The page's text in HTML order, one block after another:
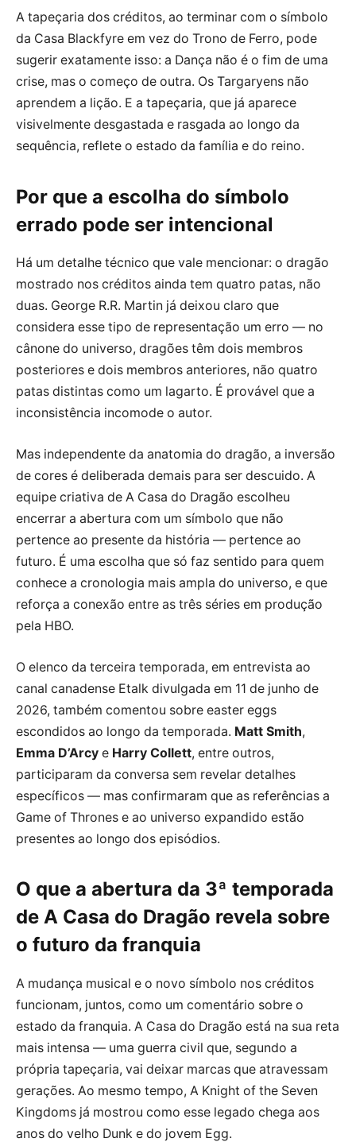
A tapeçaria dos créditos, ao terminar com o símbolo
da Casa Blackfyre em vez do Trono de Ferro, pode
sugerir exatamente isso: a Dança não é o fim de uma
crise, mas o começo de outra. Os Targaryens não
aprendem a lição. E a tapeçaria, que já aparece
visivelmente desgastada e rasgada ao longo da
sequência, reflete o estado da família e do reino.
Por que a escolha do símbolo
errado pode ser intencional
Há um detalhe técnico que vale mencionar: o dragão
mostrado nos créditos ainda tem quatro patas, não
duas. George R.R. Martin já deixou claro que
considera esse tipo de representação um erro — no
cânone do universo, dragões têm dois membros
posteriores e dois membros anteriores, não quatro
patas distintas como um lagarto. É provável que a
inconsistência incomode o autor.
Mas independente da anatomia do dragão, a inversão
de cores é deliberada demais para ser descuido. A
equipe criativa de A Casa do Dragão escolheu
encerrar a abertura com um símbolo que não
pertence ao presente da história — pertence ao
futuro. É uma escolha que só faz sentido para quem
conhece a cronologia mais ampla do universo, e que
reforça a conexão entre as três séries em produção
pela HBO.
O elenco da terceira temporada, em entrevista ao
canal canadense Etalk divulgada em 11 de junho de
2026, também comentou sobre easter eggs
escondidos ao longo da temporada. Matt Smith,
Emma D’Arcy e Harry Collett, entre outros,
participaram da conversa sem revelar detalhes
específicos — mas confirmaram que as referências a
Game of Thrones e ao universo expandido estão
presentes ao longo dos episódios.
O que a abertura da 3ª temporada
de A Casa do Dragão revela sobre
o futuro da franquia
A mudança musical e o novo símbolo nos créditos
funcionam, juntos, como um comentário sobre o
estado da franquia. A Casa do Dragão está na sua reta
mais intensa — uma guerra civil que, segundo a
própria tapeçaria, vai deixar marcas que atravessam
gerações. Ao mesmo tempo, A Knight of the Seven
Kingdoms já mostrou como esse legado chega aos
anos do velho Dunk e do jovem Egg.